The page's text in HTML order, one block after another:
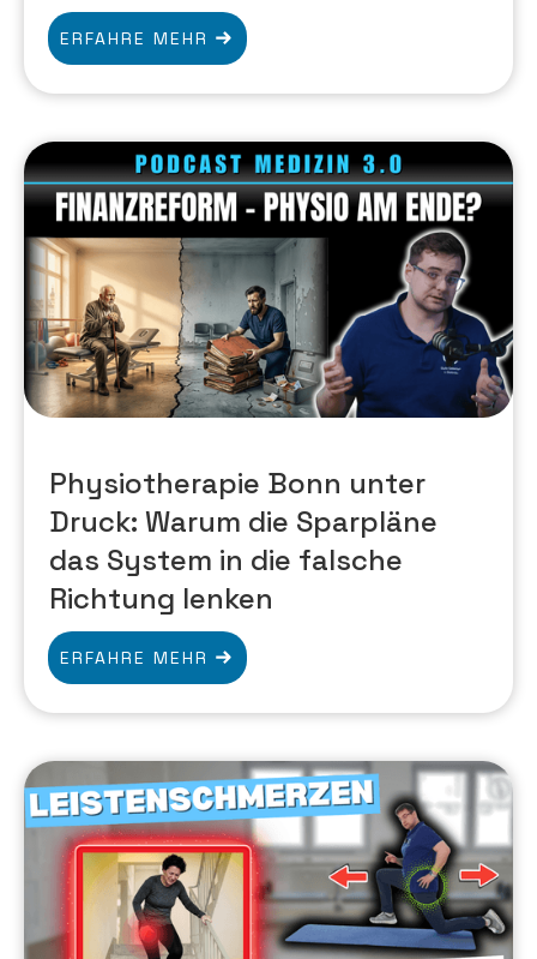
ERFAHRE MEHR
Physiotherapie Bonn unter
Druck: Warum die Sparpläne
das System in die falsche
Richtung lenken
ERFAHRE MEHR